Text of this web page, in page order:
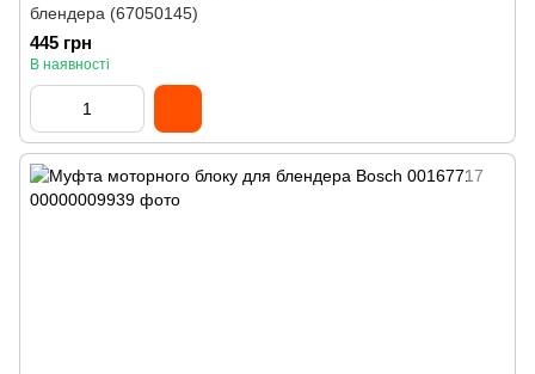
блендера (67050145)
445 грн
В наявності